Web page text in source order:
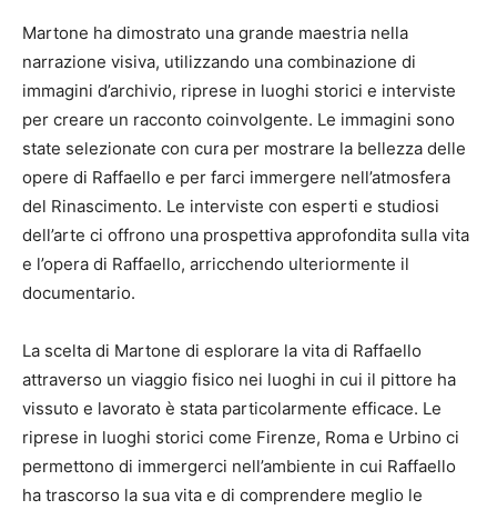
Martone ha dimostrato una grande maestria nella
narrazione visiva, utilizzando una combinazione di
immagini d’archivio, riprese in luoghi storici e interviste
per creare un racconto coinvolgente. Le immagini sono
state selezionate con cura per mostrare la bellezza delle
opere di Raffaello e per farci immergere nell’atmosfera
del Rinascimento. Le interviste con esperti e studiosi
dell’arte ci offrono una prospettiva approfondita sulla vita
e l’opera di Raffaello, arricchendo ulteriormente il
documentario.
La scelta di Martone di esplorare la vita di Raffaello
attraverso un viaggio fisico nei luoghi in cui il pittore ha
vissuto e lavorato è stata particolarmente efficace. Le
riprese in luoghi storici come Firenze, Roma e Urbino ci
permettono di immergerci nell’ambiente in cui Raffaello
ha trascorso la sua vita e di comprendere meglio le